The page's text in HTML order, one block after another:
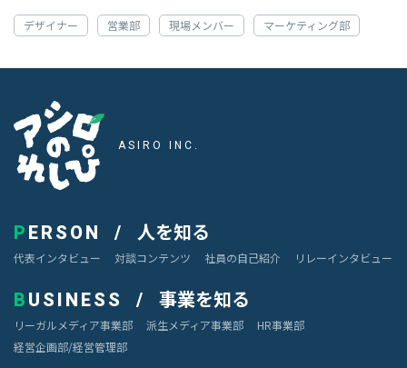
デザイナー 営業部 現場メンバー マーケティング部
ASIRO INC.
PERSON 人を知る
代表インタビュー 対談コンテンツ 社員の自己紹介 リレーインタビュー
BUSINESS 事業を知る
リーガルメディア事業部 派生メディア事業部
HR事業部
経営企画部/経営管理部